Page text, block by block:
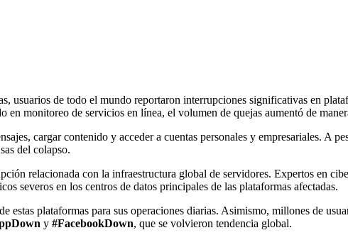
usuarios de todo el mundo reportaron interrupciones significativas en
en monitoreo de servicios en línea, el volumen de quejas aumentó de
cargar contenido y acceder a cuentas personales y empresariales. A
del colapso.
relacionada con la infraestructura global de servidores. Expertos en
severos en los centros de datos principales de las plataformas afectadas.
estas plataformas para sus operaciones diarias. Asimismo, millones de
y #FacebookDown, que se volvieron tendencia global.